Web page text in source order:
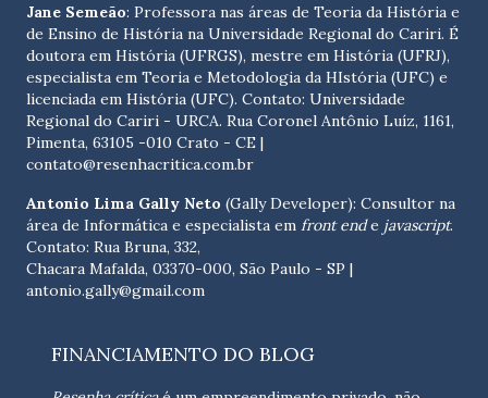
Jane Semeão: Professora nas áreas de Teoria da História e
de Ensino de História na Universidade Regional do Cariri. É
doutora em História (UFRGS), mestre em História (UFRJ),
especialista em Teoria e Metodologia da HIstória (UFC) e
licenciada em História (UFC). Contato: Universidade
Regional do Cariri - URCA. Rua Coronel Antônio Luíz, 1161,
Pimenta, 63105 -010 Crato - CE |
contato@resenhacritica.com.br
Antonio Lima Gally Neto (Gally Developer): Consultor na
área de Informática e especialista em front ende javascript.
Contato: Rua Bruna, 332,
Chacara Mafalda, 03370-000, São Paulo - SP |
antonio.gally@gmail.com
FINANCIAMENTO DO BLOG